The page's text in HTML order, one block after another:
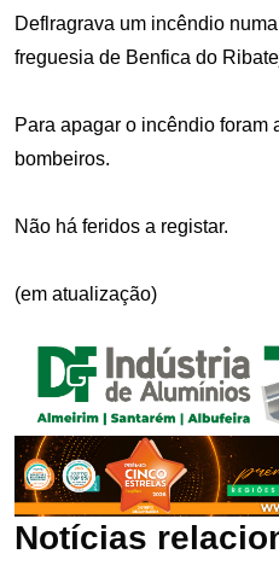
Deflragrava um incêndio
freguesia de Benfica do
Para apagar o incêndio foram
bombeiros.
Não há feridos a registar.
(em atualização)
Notícias